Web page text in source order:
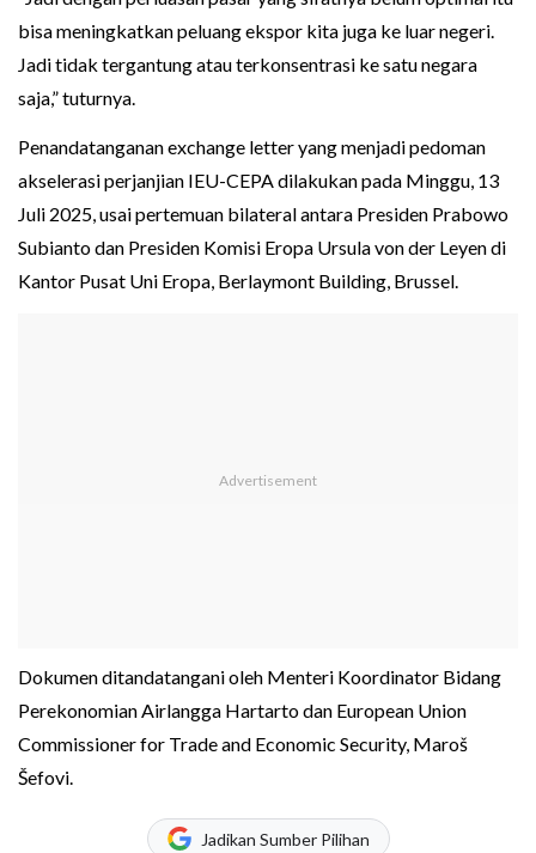
bisa meningkatkan peluang ekspor kita juga ke luar negeri.
Jadi tidak tergantung atau terkonsentrasi ke satu negara
saja,” tuturnya.
Penandatanganan exchange letter yang menjadi pedoman
akselerasi perjanjian IEU-CEPA dilakukan pada Minggu, 13
Juli 2025, usai pertemuan bilateral antara Presiden Prabowo
Subianto dan Presiden Komisi Eropa Ursula von der Leyen di
Kantor Pusat Uni Eropa, Berlaymont Building, Brussel.
Dokumen ditandatangani oleh Menteri Koordinator Bidang
Perekonomian Airlangga Hartarto dan European Union
Commissioner for Trade and Economic Security, Maroš
Šefovi.
Jadikan Sumber Pilihan